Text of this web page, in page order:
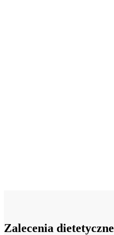
Zalecenia dietetyczne